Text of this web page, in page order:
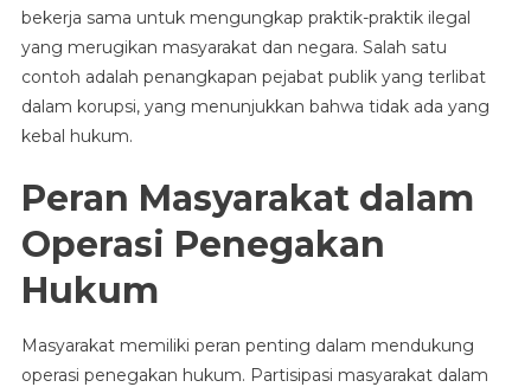
bekerja sama untuk mengungkap praktik-praktik ilegal
yang merugikan masyarakat dan negara. Salah satu
contoh adalah penangkapan pejabat publik yang terlibat
dalam korupsi, yang menunjukkan bahwa tidak ada yang
kebal hukum.
Peran Masyarakat dalam
Operasi Penegakan
Hukum
Masyarakat memiliki peran penting dalam mendukung
operasi penegakan hukum. Partisipasi masyarakat dalam